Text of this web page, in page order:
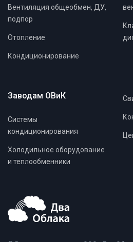
Вентиляция общеобмен, ДУ,
подпор
Отопление
Кондиционирование
Заводам ОВиК
Системы
кондиционирования
Холодильное оборудование
и теплообменники